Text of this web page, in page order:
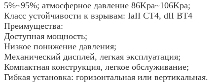
5%~95%; атмосферное давление 86Kpa~106Kpa;
Класс устойчивости к взрывам: IaII CT4, dII BT4
Преимущества:
Доступная мощность;
Низкое понижение давления;
Механический дисплей, легкая эксплуатация;
Компактная конструкция, легкое обслуживание;
Гибкая установка: горизонтальная или вертикальная.